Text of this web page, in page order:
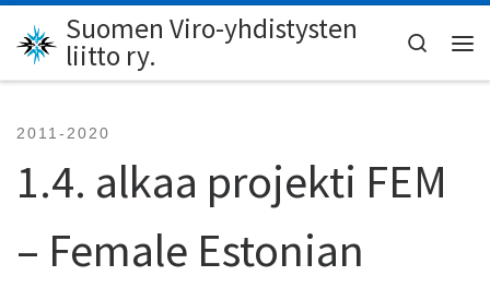
Skip to content
Suomen Viro-yhdistysten
liitto ry.
Search
2011-2020
1.4. alkaa projekti FEM
– Female Estonian